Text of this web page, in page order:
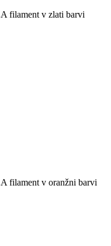
filament v zlati barvi
filament v oranžni barvi